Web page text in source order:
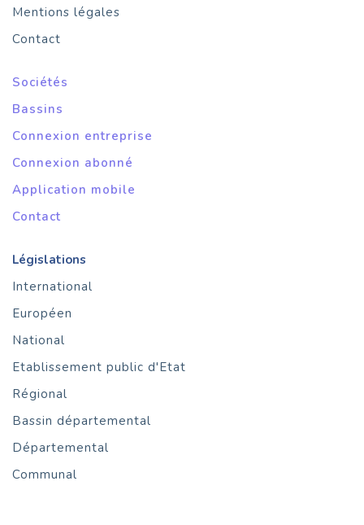
Mentions légales
Contact
Sociétés
Bassins
Connexion entreprise
Connexion abonné
Application mobile
Contact
Législations
International
Européen
National
Etablissement public d'Etat
Régional
Bassin départemental
Départemental
Communal